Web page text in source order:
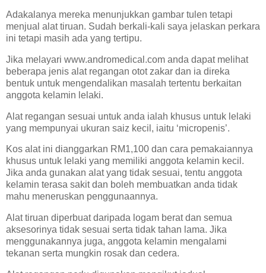
Adakalanya mereka menunjukkan gambar tulen tetapi
menjual alat tiruan. Sudah berkali-kali saya jelaskan perkara
ini tetapi masih ada yang tertipu.
Jika melayari www.andromedical.com anda dapat melihat
beberapa jenis alat regangan otot zakar dan ia direka
bentuk untuk mengendalikan masalah tertentu berkaitan
anggota kelamin lelaki.
Alat regangan sesuai untuk anda ialah khusus untuk lelaki
yang mempunyai ukuran saiz kecil, iaitu ‘micropenis’.
Kos alat ini dianggarkan RM1,100 dan cara pemakaiannya
khusus untuk lelaki yang memiliki anggota kelamin kecil.
Jika anda gunakan alat yang tidak sesuai, tentu anggota
kelamin terasa sakit dan boleh membuatkan anda tidak
mahu meneruskan penggunaannya.
Alat tiruan diperbuat daripada logam berat dan semua
aksesorinya tidak sesuai serta tidak tahan lama. Jika
menggunakannya juga, anggota kelamin mengalami
tekanan serta mungkin rosak dan cedera.